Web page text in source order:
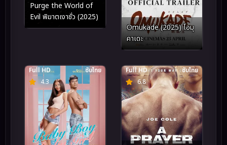
Purge the World of
Evil พิฆาตเงาชั่ว (2025)
Omukade (2025) โอมุ
คาเดะ
4.3
Full HD ซับไทย
6.8
Full HD ซับไทย